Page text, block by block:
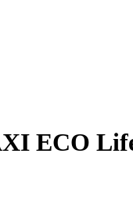
ECO